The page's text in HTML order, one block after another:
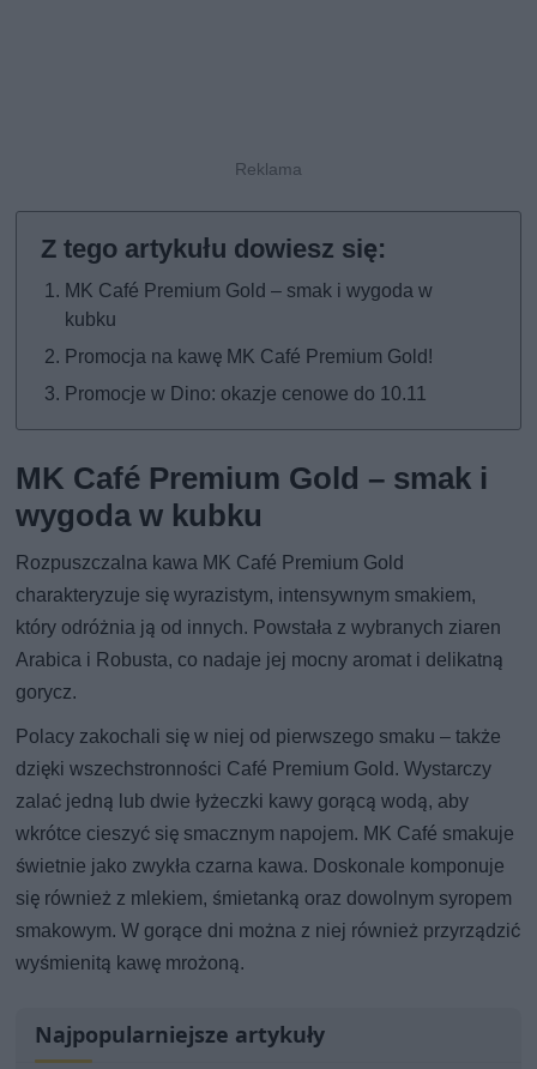
MK Café Premium Gold – smak i wygoda w
kubku
Promocja na kawę MK Café Premium Gold!
Promocje w Dino: okazje cenowe do 10.11
MK Café Premium Gold – smak i
wygoda w kubku
Rozpuszczalna kawa MK Café Premium Gold
charakteryzuje się wyrazistym, intensywnym smakiem,
który odróżnia ją od innych. Powstała z wybranych ziaren
Arabica i Robusta, co nadaje jej mocny aromat i delikatną
gorycz.
Polacy zakochali się w niej od pierwszego smaku – także
dzięki wszechstronności Café Premium Gold. Wystarczy
zalać jedną lub dwie łyżeczki kawy gorącą wodą, aby
wkrótce cieszyć się smacznym napojem. MK Café smakuje
świetnie jako zwykła czarna kawa. Doskonale komponuje
się również z mlekiem, śmietanką oraz dowolnym syropem
smakowym. W gorące dni można z niej również przyrządzić
wyśmienitą kawę mrożoną.
Najpopularniejsze artykuły